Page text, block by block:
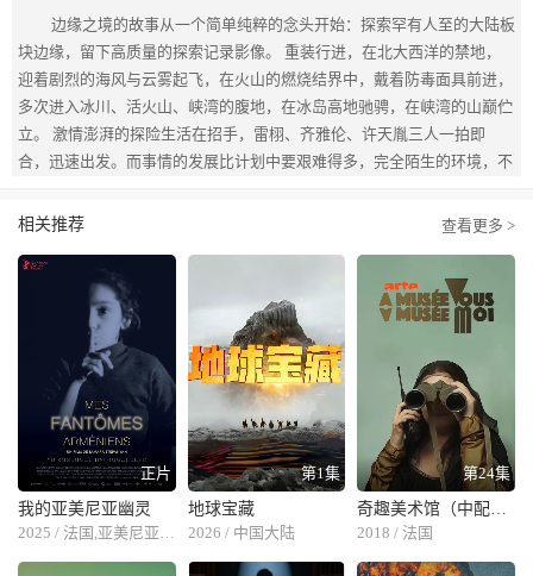
边缘之境的故事从一个简单纯粹的念头开始：探索罕有人至的大陆板
块边缘，留下高质量的探索记录影像。 重装行进，在北大西洋的禁地，
迎着剧烈的海风与云雾起飞，在火山的燃烧结界中，戴着防毒面具前进，
多次进入冰川、活火山、峡湾的腹地，在冰岛高地驰骋，在峡湾的山巅伫
立。 激情澎湃的探险生活在招手，雷栩、齐雅伦、许天胤三人一拍即
合，迅速出发。而事情的发展比计划中要艰难得多，完全陌生的环境，不
卷了在路上的三人。 而与此同时，在不断向前延伸的车辙和脚印前，永
相关推荐 查看更多 >
正片
我的亚美尼亚幽灵
第1集
地球宝藏
2026 / 中国大陆
第24集
2018 / 法国